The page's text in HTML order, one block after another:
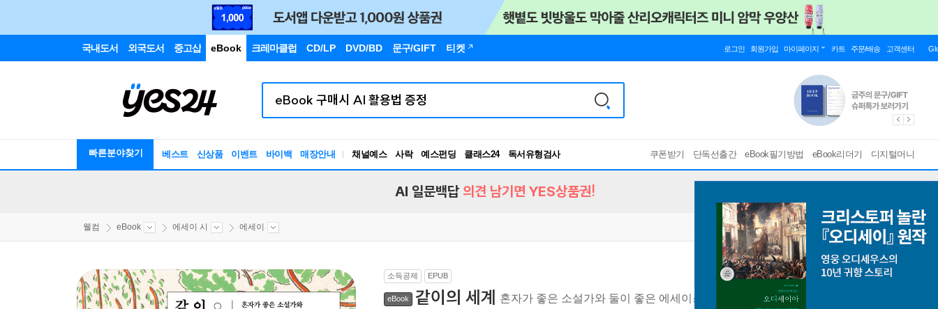
국내도서 외국도서 중고샵 eBook 크레마클럽 CD/LP DVD/BD 문구/GIFT 티켓 로그인 회원가입 마이페이지 카트 주문/배송 고객센터
빠른분야찾기 베스트 신상품 이벤트 바이백 매장안내 채널예스 사락 예스펀딩 클래스24
독서유형검사
RBTI Lab
쿠폰받기 단독선출간 eBook필기방법 eBook리더기 디지털머니
AI 일문백답 의견 남기면 YES상품권!
웰컴 eBook 에세이 시 에세이
소득공제 EPUB
eBook 같이의 세계 혼자가 좋은 소설가와 둘이 좋은 에세이스트가 꿈꾸는 인간관계론